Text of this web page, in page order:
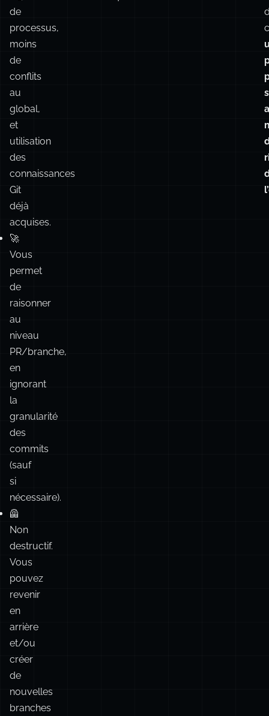
💪
Moins
de
processus,
moins
de
conflits
au
global,
et
utilisation
des
connaissances
Git
déjà
acquises.
🚀
Vous
permet
de
raisonner
au
niveau
PR/branche,
en
ignorant
la
granularité
des
commits
(sauf
si
nécessaire).
🦺
Non
destructif.
Vous
pouvez
revenir
en
arrière
Inconvénients
🔏 Plus difficile de modifier les messages de commit.
🤐 Plus difficile de masquer votre travail.